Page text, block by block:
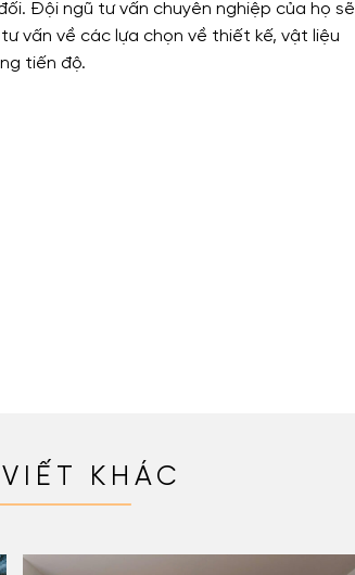
Đội ngũ tư vấn chuyên nghiệp của họ sẽ
vấn về các lựa chọn về thiết kế, vật liệu
tiến độ.
KHÁC